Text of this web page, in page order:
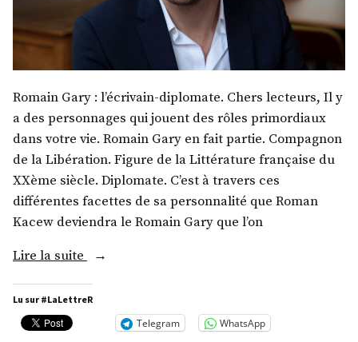
Romain Gary : l’écrivain-diplomate. Chers lecteurs, Il y
a des personnages qui jouent des rôles primordiaux
dans votre vie. Romain Gary en fait partie. Compagnon
de la Libération. Figure de la Littérature française du
XXème siècle. Diplomate. C’est à travers ces
différentes facettes de sa personnalité que Roman
Kacew deviendra le Romain Gary que l’on
Lire la suite
« M.
Spire »
Lu sur #LaLettreR
Telegram WhatsApp